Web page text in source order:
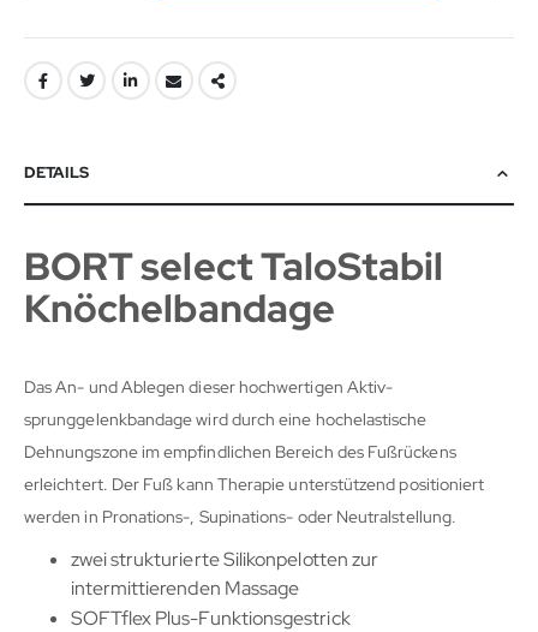
DETAILS
BORT select TaloStabil
Knöchelbandage
Das An- und Ablegen dieser hochwertigen Aktiv-
sprunggelenkbandage wird durch eine hochelastische
Dehnungszone im empfindlichen Bereich des Fußrückens
erleichtert. Der Fuß kann Therapie unterstützend positioniert
werden in Pronations-, Supinations- oder Neutralstellung.
zwei strukturierte Silikonpelotten zur
intermittierenden Massage
SOFTflex Plus-Funktionsgestrick